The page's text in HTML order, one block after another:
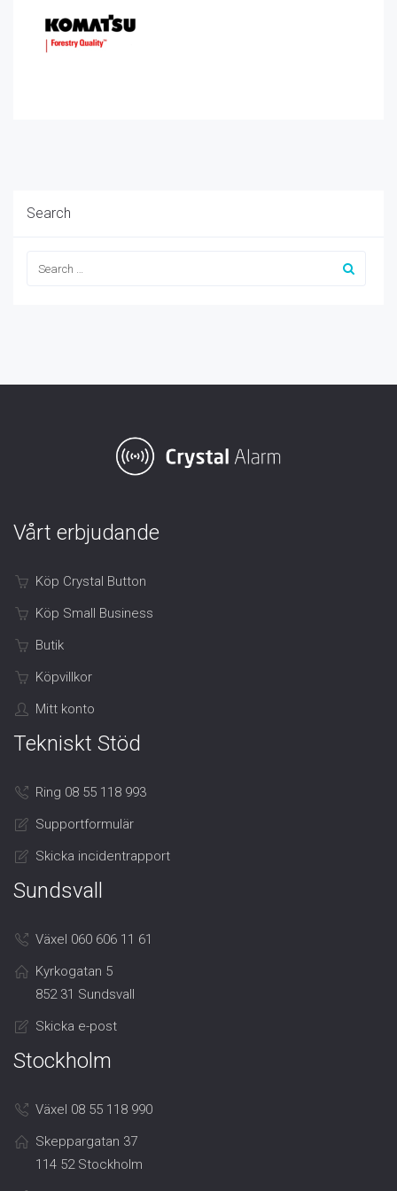
Search
Vårt erbjudande
Köp Crystal Button
Köp Small Business
Butik
Köpvillkor
Mitt konto
Tekniskt Stöd
Ring 08 55 118 993
Supportformulär
Skicka incidentrapport
Sundsvall
Växel 060 606 11 61
Kyrkogatan 5
852 31 Sundsvall
Skicka e-post
Stockholm
Växel 08 55 118 990
Skeppargatan 37
114 52 Stockholm